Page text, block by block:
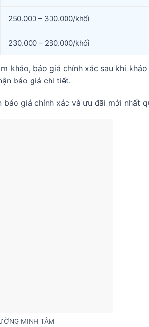
250.000 – 300.000/khối
230.000 – 280.000/khối
khảo, báo giá chính xác sau khi
báo giá chi tiết.
báo giá chính xác và ưu đãi mới nhất
MINH TÂM